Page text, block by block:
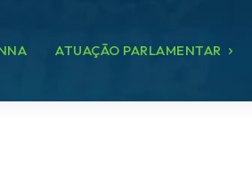
ATUAÇÃO PARLAMENTAR